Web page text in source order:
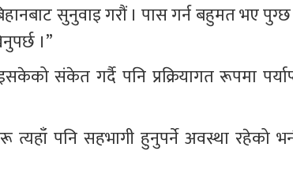
सुनुवाइ गरौं । पास गर्न बहुमत भए पुग्छ
।”
संकेत गर्दै पनि प्रक्रियागत रूपमा
पनि सहभागी हुनुपर्ने अवस्था रहेको